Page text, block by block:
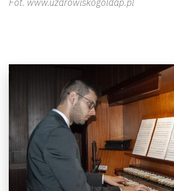
Fot. www.uzdrowiskogoldap.pl